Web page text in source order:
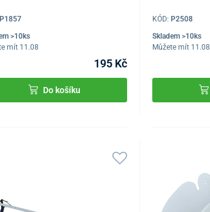
P1857
>10ks
mít 11.08
195 Kč
Do košíku
KÓD: P2508
Skladem >10ks
Můžete mít 11.08